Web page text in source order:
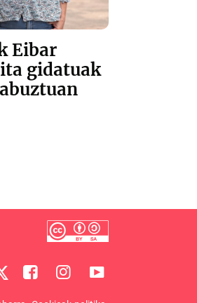
Eibar
gidatuak